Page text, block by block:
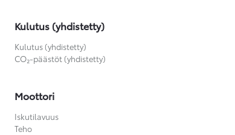
Kulutus (yhdistetty)
Kulutus (yhdistetty)
CO₂-päästöt (yhdistetty)
Moottori
Iskutilavuus
Teho